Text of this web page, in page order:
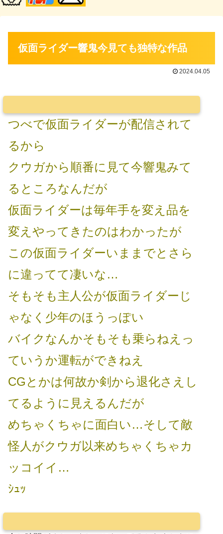
仮面ライダー響鬼今見ても独特な作品
2024.04.05
つべで仮面ライダーが配信されて
るから
クウガから順番に見て今響鬼みて
るところなんだが
仮面ライダーは毎年手を変え品を
変えやってきたのはわかったが
この仮面ライダーいままでとさら
に違ってて凄いな…
そもそも主人公が仮面ライダーじ
ゃなく少年のほうっぽい
バイクなんかそもそも乗らねえっ
ていうか運転ができねえ
CGとかは何故か剣から退化さえし
てるように見えるんだが
めちゃくちゃに面白い…そして敵
怪人がクウガ以来めちゃくちゃカ
ッコイイ…
ｼｭｯ